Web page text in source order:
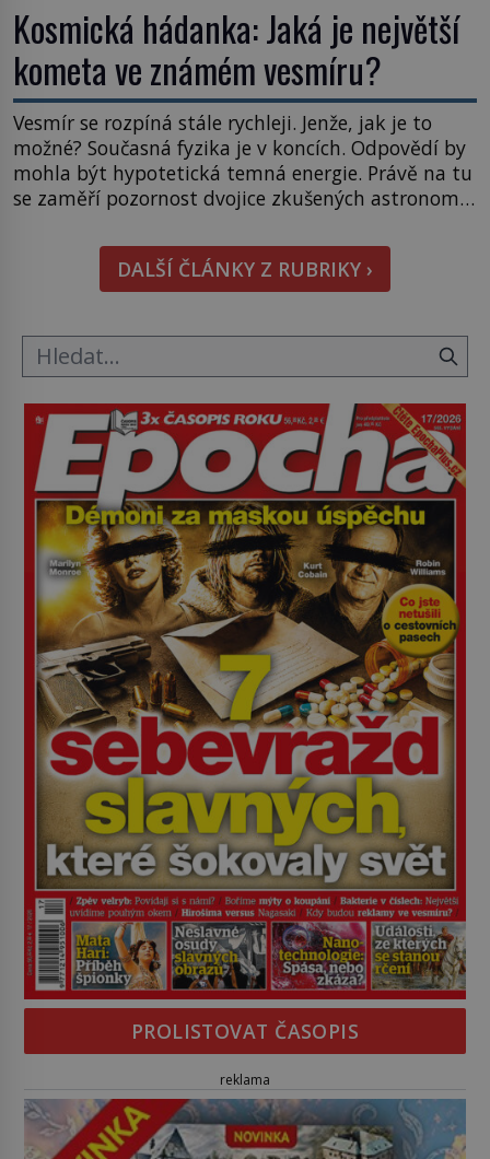
Kosmická hádanka: Jaká je největší
kometa ve známém vesmíru?
Vesmír se rozpíná stále rychleji. Jenže, jak je to
možné? Současná fyzika je v koncích. Odpovědí by
mohla být hypotetická temná energie. Právě na tu
se zaměří pozornost dvojice zkušených astronomů.
hmatatelnějšího. Naprosto rekordní kometu!
Astronomové Pedro Bernardinelli a Gary Bernstein
mravenčí prací zkoumají archivní snímky v rámci
DALŠÍ ČLÁNKY Z RUBRIKY ›
PROLISTOVAT ČASOPIS
reklama